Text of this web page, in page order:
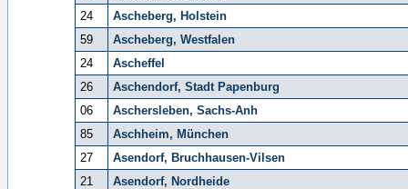
24
Ascheberg, Holstein
59
Ascheberg, Westfalen
24
Ascheffel
26
Aschendorf, Stadt Papenburg
06
Aschersleben, Sachs-Anh
85
Aschheim, München
27
Asendorf, Bruchhausen-Vilsen
21
Asendorf, Nordheide